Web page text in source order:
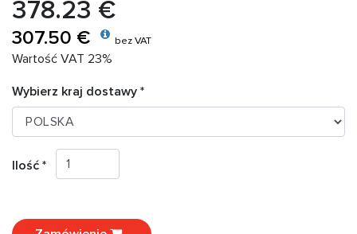
378.23 €
307.50 € bez VAT
Wartość VAT 23%
Wybierz kraj dostawy *
Ilość *